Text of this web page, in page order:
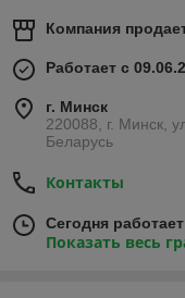
Компания
Работает с
г. Минск
220088, г. Минск,
Беларусь
Контакты
Сегодня
Показать весь